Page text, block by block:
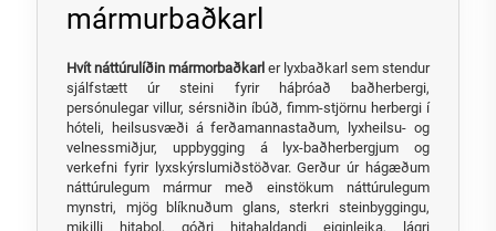
mármurbaðkarl
Hvít náttúrulíðin mármorbaðkarl er lyxbaðkarl sem stendur
sjálfstætt úr steini fyrir háþróað baðherbergi,
persónulegar villur, sérsniðin íbúð, fimm-stjörnu herbergi í
hóteli, heilsusvæði á ferðamannastaðum, lyxheilsu- og
velnessmiðjur, uppbygging á lyx-baðherbergjum og
verkefni fyrir lyxskýrslumiðstöðvar. Gerður úr hágæðum
náttúrulegum mármur með einstökum náttúrulegum
mynstri, mjög blíknuðum glans, sterkri steinbyggingu,
mikilli hitaþol, góðri hitahaldandi eiginleika, lágri